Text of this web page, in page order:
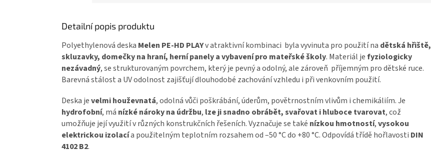
Detailní popis produktu
Polyethylenová deska Melen PE-HD PLAYv atraktivní kombinaci byla vyvinuta pro použití na dětská hřiště,
skluzavky, domečky na hraní, herní panely a vybavení pro mateřské školy. Materiál jefyziologicky
nezávadný, se strukturovaným povrchem, který je pevný a odolný, ale zároveň příjemným pro dětské ruce.
Barevná stálost a UV odolnost zajišťují dlouhodobé zachování vzhledu i při venkovním použití.
Deska jevelmi houževnatá, odolná vůči poškrábání, úderům, povětrnostním vlivům i chemikáliím. Je
hydrofobní, má nízké nároky na údržbu, lze ji snadno obrábět, svařovat i hluboce tvarovat, což
umožňuje její využití v různých konstrukčních řešeních. Vyznačuje se také nízkou hmotností,vysokou
elektrickou izolacía použitelným teplotním rozsahem od –50 °C do +80 °C. Odpovídá třídě hořlavosti DIN
4102 B2.